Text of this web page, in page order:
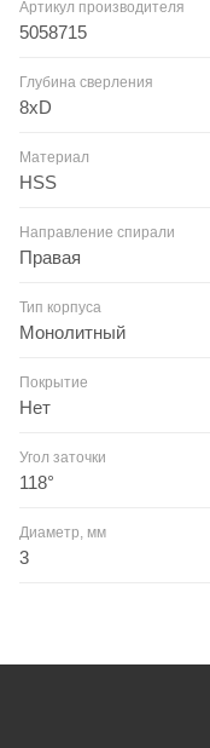
Артикул производителя
5058715
Глубина сверления
8xD
Материал
HSS
Направление спирали
Правая
Тип корпуса
Монолитный
Покрытие
Нет
Угол заточки
118°
Диаметр, мм
3